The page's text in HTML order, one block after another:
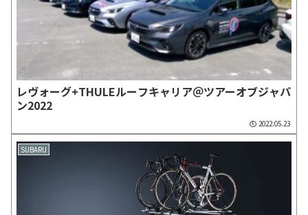
レヴォーグ+THULEルーフキャリア＠ツアーオブジャパ
ン2022
2022.05.23
SUBARU